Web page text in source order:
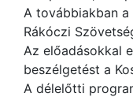
A továbbiakban a
Rákóczi
Az előadásokkal
beszélgetést a
A délelőtti